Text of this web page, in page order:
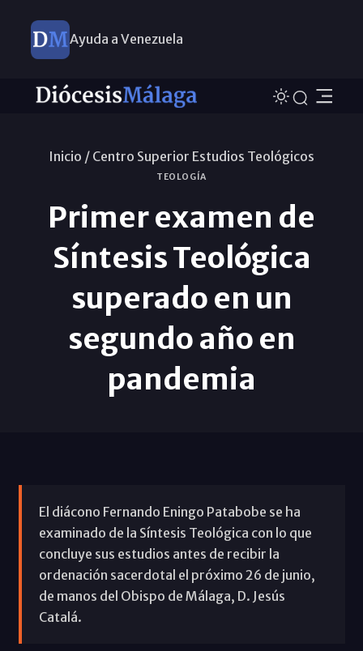
Ayuda a Venezuela
Inicio / Centro Superior Estudios Teológicos
TEOLOGÍA
Primer examen de
Síntesis Teológica
superado en un
segundo año en
pandemia
El diácono Fernando Eningo Patabobe se ha
examinado de la Síntesis Teológica con lo que
concluye sus estudios antes de recibir la
ordenación sacerdotal el próximo 26 de junio,
de manos del Obispo de Málaga, D. Jesús
Catalá.